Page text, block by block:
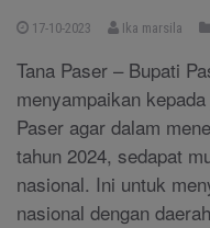
17-10-2023 Ika marsila
Tana Paser – Bupati
menyampaikan
Paser agar dalam
tahun 2024, sedapat
nasional. Ini untuk
nasional dengan